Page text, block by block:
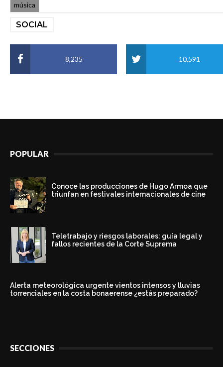
música
SOCIAL
8,235 10,591
POPULAR
Conoce las producciones de Hugo Armoa que
triunfan en festivales internacionales de cine
Teletrabajo y riesgos laborales: guía legal y
fallos recientes de la Corte Suprema
Alerta meteorológica urgente vientos intensos y lluvias
torrenciales en la costa bonaerense ¿estás preparado?
SECCIONES